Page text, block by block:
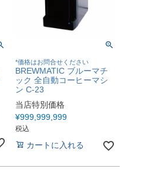
*価格はお問合せください
BREWMATIC ブルーマチ
ック 全自動コーヒーマシ
ン C-23
当店特別価格
¥999,999,999
税込
カートに入れる